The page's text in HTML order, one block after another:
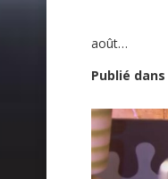
août…
Publié dans